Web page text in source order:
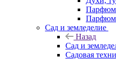
Сад и земледелие
Назад
Сад и
Садовая